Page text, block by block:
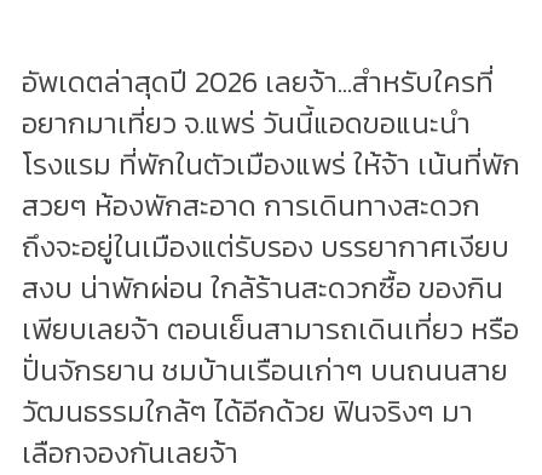
อัพเดตล่าสุดปี 2026 เลยจ้า...สำหรับใครที่
อยากมาเที่ยว จ.แพร่ วันนี้แอดขอแนะนำ
โรงแรม ที่พักในตัวเมืองแพร่ ให้จ้า เน้นที่พัก
สวยๆ ห้องพักสะอาด การเดินทางสะดวก
ถึงจะอยู่ในเมืองแต่รับรอง บรรยากาศเงียบ
สงบ น่าพักผ่อน ใกล้ร้านสะดวกซื้อ ของกิน
เพียบเลยจ้า ตอนเย็นสามารถเดินเที่ยว หรือ
ปั่นจักรยาน ชมบ้านเรือนเก่าๆ บนถนนสาย
วัฒนธรรมใกล้ๆ ได้อีกด้วย ฟินจริงๆ มา
เลือกจองกันเลยจ้า